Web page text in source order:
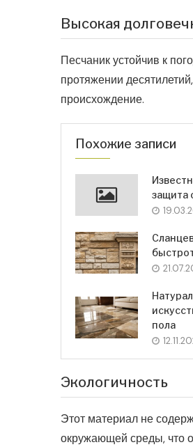
Высокая
Песчаник устойчив к
протяжении
происхождение.
Похожие записи
защита
пола
Экологичность
Этот материал не
окружающей среды, что